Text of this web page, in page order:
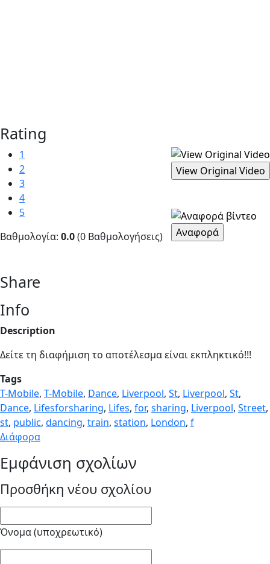
Rating
1
2
3
4
5
Βαθμολογία: 0.0(0 Βαθμολογήσεις)
Share
Info
Description
Δείτε τη διαφήμιση το αποτέλεσμα είναι εκπληκτικό!!!
Tags
T-Mobile, T-Mobile, Dance, Liverpool, St, Liverpool, St,
Dance, Lifesforsharing, Lifes, for, sharing, Liverpool, Street,
st, public, dancing, train, station, London, f
Διάφορα
Εμφάνιση σχολίων
Προσθήκη νέου σχολίου
Όνομα (υποχρεωτικό)